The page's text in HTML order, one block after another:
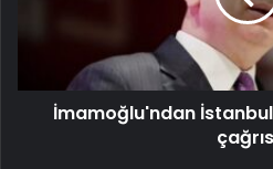
İmamoğlu'ndan